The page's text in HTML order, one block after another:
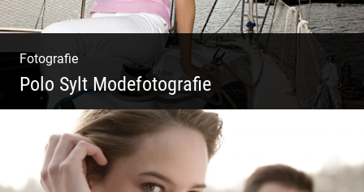
Fotografie
Polo Sylt Modefotografie
Polo Sylt Modefotografie